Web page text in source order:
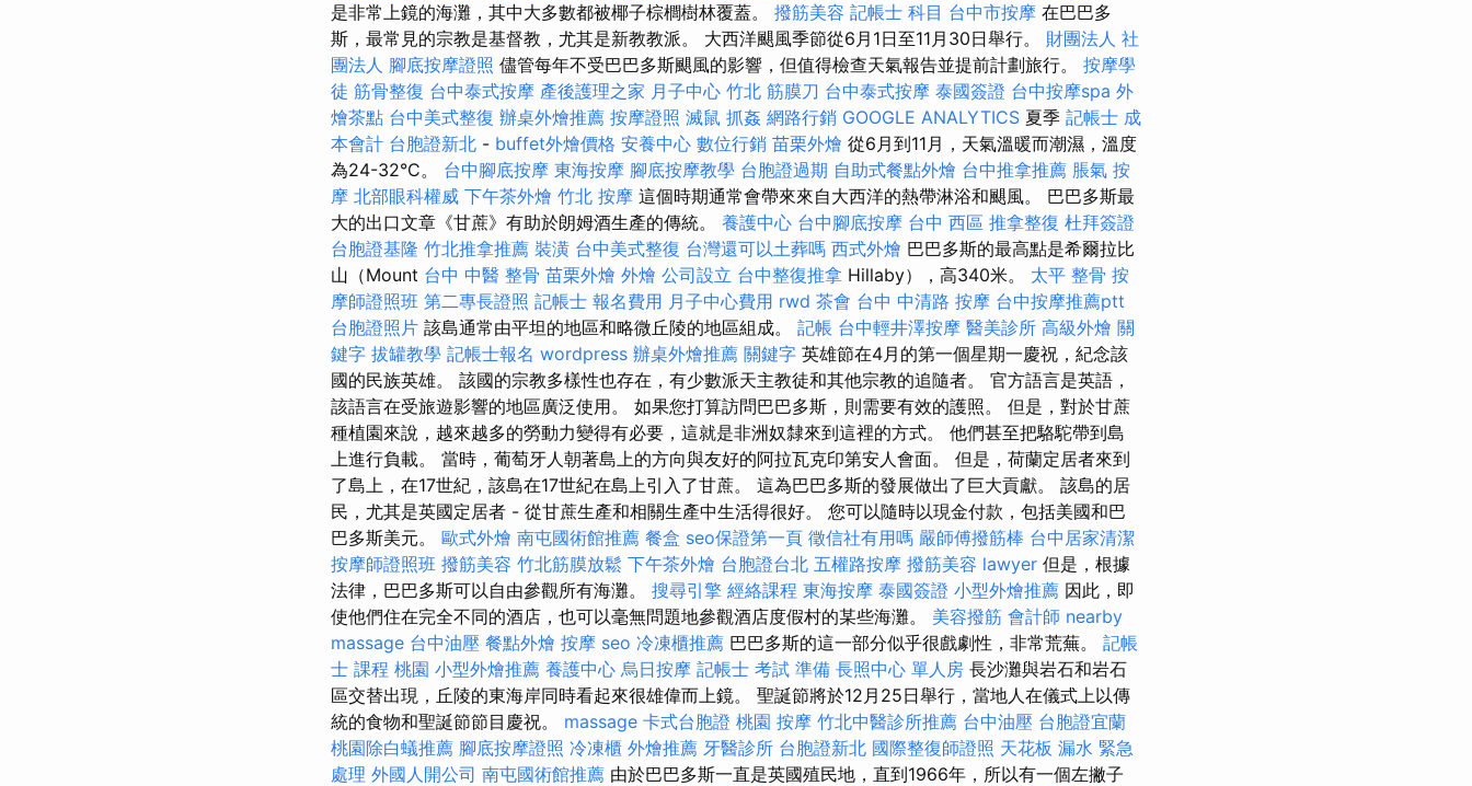
是非常上鏡的海灘，其中大多數都被椰子棕櫚樹林覆蓋。 撥筋美容 記帳士 科目 台中市按摩 在巴巴多
斯，最常見的宗教是基督教，尤其是新教教派。 大西洋颶風季節從6月1日至11月30日舉行。 財團法人 社
團法人 腳底按摩證照 儘管每年不受巴巴多斯颶風的影響，但值得檢查天氣報告並提前計劃旅行。 按摩學
徒 筋骨整復 台中泰式按摩 產後護理之家 月子中心 竹北 筋膜刀 台中泰式按摩 泰國簽證 台中按摩spa 外
燴茶點 台中美式整復 辦桌外燴推薦 按摩證照 滅鼠 抓姦 網路行銷 GOOGLE ANALYTICS 夏季 記帳士 成
本會計 台胞證新北 - buffet外燴價格 安養中心 數位行銷 苗栗外燴 從6月到11月，天氣溫暖而潮濕，溫度
為24-32°C。 台中腳底按摩 東海按摩 腳底按摩教學 台胞證過期 自助式餐點外燴 台中推拿推薦 脹氣 按
摩 北部眼科權威 下午茶外燴 竹北 按摩 這個時期通常會帶來來自大西洋的熱帶淋浴和颶風。 巴巴多斯最
大的出口文章《甘蔗》有助於朗姆酒生產的傳統。 養護中心 台中腳底按摩 台中 西區 推拿整復 杜拜簽證
台胞證基隆 竹北推拿推薦 裝潢 台中美式整復 台灣還可以土葬嗎 西式外燴 巴巴多斯的最高點是希爾拉比
山（Mount 台中 中醫 整骨 苗栗外燴 外燴 公司設立 台中整復推拿 Hillaby），高340米。 太平 整骨 按
摩師證照班 第二專長證照 記帳士 報名費用 月子中心費用 rwd 茶會 台中 中清路 按摩 台中按摩推薦ptt
台胞證照片 該島通常由平坦的地區和略微丘陵的地區組成。 記帳 台中輕井澤按摩 醫美診所 高級外燴 關
鍵字 拔罐教學 記帳士報名 wordpress 辦桌外燴推薦 關鍵字 英雄節在4月的第一個星期一慶祝，紀念該
國的民族英雄。 該國的宗教多樣性也存在，有少數派天主教徒和其他宗教的追隨者。 官方語言是英語，
該語言在受旅遊影響的地區廣泛使用。 如果您打算訪問巴巴多斯，則需要有效的護照。 但是，對於甘蔗
種植園來說，越來越多的勞動力變得有必要，這就是非洲奴隸來到這裡的方式。 他們甚至把駱駝帶到島
上進行負載。 當時，葡萄牙人朝著島上的方向與友好的阿拉瓦克印第安人會面。 但是，荷蘭定居者來到
了島上，在17世紀，該島在17世紀在島上引入了甘蔗。 這為巴巴多斯的發展做出了巨大貢獻。 該島的居
民，尤其是英國定居者 - 從甘蔗生產和相關生產中生活得很好。 您可以隨時以現金付款，包括美國和巴
巴多斯美元。 歐式外燴 南屯國術館推薦 餐盒 seo保證第一頁 徵信社有用嗎 嚴師傅撥筋棒 台中居家清潔
按摩師證照班 撥筋美容 竹北筋膜放鬆 下午茶外燴 台胞證台北 五權路按摩 撥筋美容 lawyer 但是，根據
法律，巴巴多斯可以自由參觀所有海灘。 搜尋引擎 經絡課程 東海按摩 泰國簽證 小型外燴推薦 因此，即
使他們住在完全不同的酒店，也可以毫無問題地參觀酒店度假村的某些海灘。 美容撥筋 會計師 nearby
massage 台中油壓 餐點外燴 按摩 seo 冷凍櫃推薦 巴巴多斯的這一部分似乎很戲劇性，非常荒蕪。 記帳
士 課程 桃園 小型外燴推薦 養護中心 烏日按摩 記帳士 考試 準備 長照中心 單人房 長沙灘與岩石和岩石
區交替出現，丘陵的東海岸同時看起來很雄偉而上鏡。 聖誕節將於12月25日舉行，當地人在儀式上以傳
統的食物和聖誕節節目慶祝。 massage 卡式台胞證 桃園 按摩 竹北中醫診所推薦 台中油壓 台胞證宜蘭
桃園除白蟻推薦 腳底按摩證照 冷凍櫃 外燴推薦 牙醫診所 台胞證新北 國際整復師證照 天花板 漏水 緊急
處理 外國人開公司 南屯國術館推薦 由於巴巴多斯一直是英國殖民地，直到1966年，所以有一個左撇子